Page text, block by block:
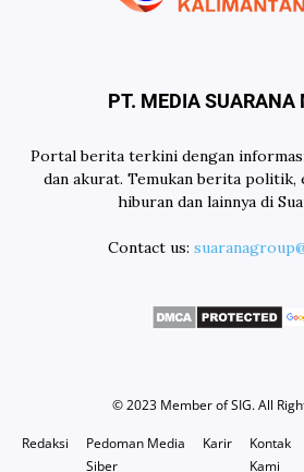
PT. MEDIA SUARANA
Portal berita terkini dengan
dan akurat. Temukan berita politik,
hiburan dan lainnya di
Contact us:
© 2023 Member ofSIG. All
Redaksi
Pedoman Media
Siber
Karir
Kontak
Kami